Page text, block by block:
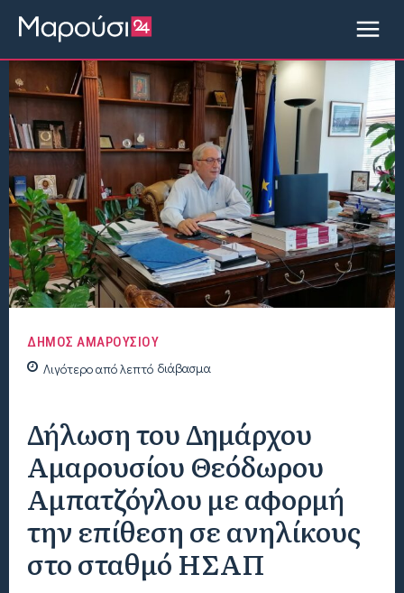
ΔΗΜΟΣ ΑΜΑΡΟΥΣΙΟΥ
Λιγότερο απόλεπτό διάβασμα
Δήλωση του Δημάρχου
Αμαρουσίου Θεόδωρου
Αμπατζόγλου με αφορμή
την επίθεση σε ανηλίκους
στο σταθμό ΗΣΑΠ